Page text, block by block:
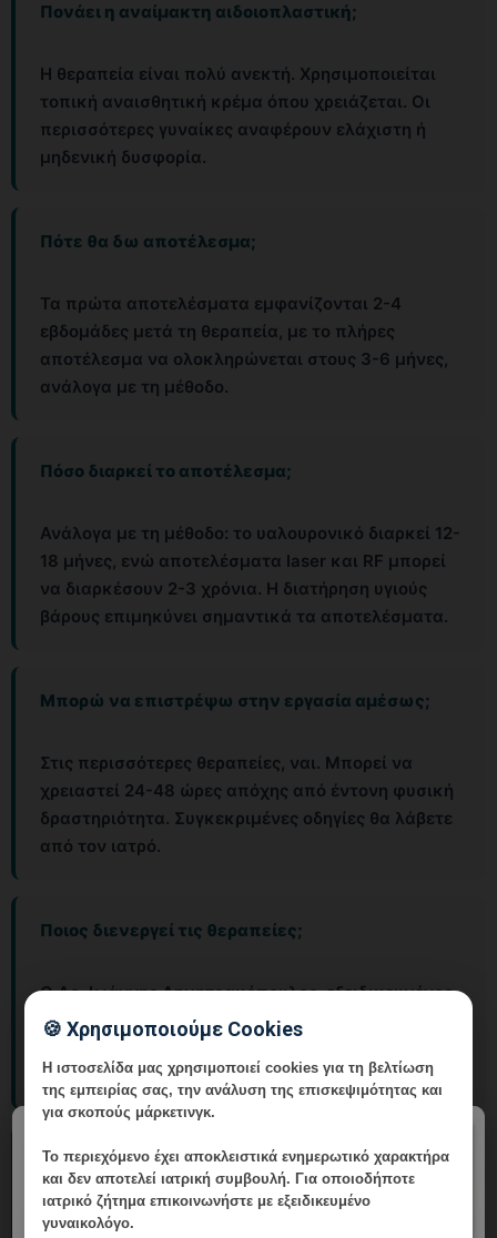
Πονάει η αναίμακτη αιδοιοπλαστική;
Η θεραπεία είναι πολύ ανεκτή. Χρησιμοποιείται
τοπική αναισθητική κρέμα όπου χρειάζεται. Οι
περισσότερες γυναίκες αναφέρουν ελάχιστη ή
μηδενική δυσφορία.
Πότε θα δω αποτέλεσμα;
Τα πρώτα αποτελέσματα εμφανίζονται 2-4
εβδομάδες μετά τη θεραπεία, με το πλήρες
αποτέλεσμα να ολοκληρώνεται στους 3-6 μήνες,
ανάλογα με τη μέθοδο.
Πόσο διαρκεί το αποτέλεσμα;
Ανάλογα με τη μέθοδο: το υαλουρονικό διαρκεί 12-
18 μήνες, ενώ αποτελέσματα laser και RF μπορεί
να διαρκέσουν 2-3 χρόνια. Η διατήρηση υγιούς
βάρους επιμηκύνει σημαντικά τα αποτελέσματα.
Μπορώ να επιστρέψω στην εργασία αμέσως;
Στις περισσότερες θεραπείες, ναι. Μπορεί να
χρειαστεί 24-48 ώρες απόχης από έντονη φυσική
δραστηριότητα. Συγκεκριμένες οδηγίες θα λάβετε
από τον ιατρό.
Ποιος διενεργεί τις θεραπείες;
Ο Δρ. Ιωάννης Δημητρακόπουλος, εξειδικευμένος
γυναικολόγος-μαιευτήρας, διενεργεί προσωπικά
κάθε εκτίμηση και θεραπεία στην Vital
WomanHood Clinic Γλυφάδας.
Χρειάζεται εργαστηριακός έλεγχος πριν τη
θεραπεία;
🍪 Χρησιμοποιούμε Cookies
Η ιστοσελίδα μας χρησιμοποιεί cookies για τη βελτίωση
της εμπειρίας σας, την ανάλυση της επισκεψιμότητας και
για σκοπούς μάρκετινγκ.
Το περιεχόμενο έχειαποκλειστικά ενημερωτικό χαρακτήρα
και δεν αποτελεί ιατρική συμβουλή. Για οποιοδήποτε
ιατρικό ζήτημα επικοινωνήστε με εξειδικευμένο
γυναικολόγο.